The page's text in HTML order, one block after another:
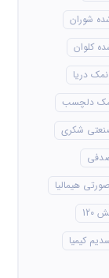
شوران
کلوان
نمک دریا
دلچسب
شکری
هیمالیا
کیمیا